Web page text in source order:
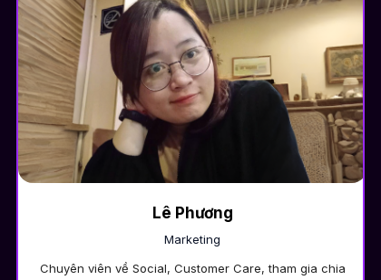
Lê Phương
Marketing
Chuyên viên về Social, Customer Care, tham gia chia